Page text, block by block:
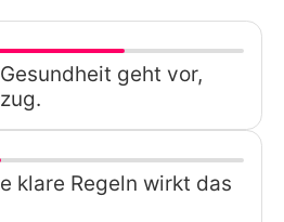
geht vor,
klare Regeln wirkt das